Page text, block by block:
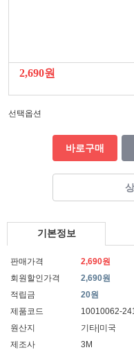
2,690원
선택옵션
바로구매
기본정보
판매가격
2,690원
회원할인가격
2,690원
적립금
20원
제품코드
10010062-
원산지
기타|미국
제조사
3M